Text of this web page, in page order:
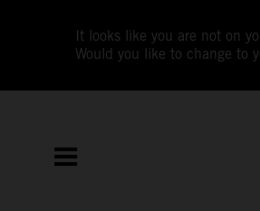
It looks like you are not on
Would you like to change to